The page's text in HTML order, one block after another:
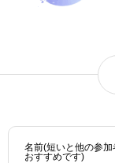
名前(短いと他の参
おすすめです)